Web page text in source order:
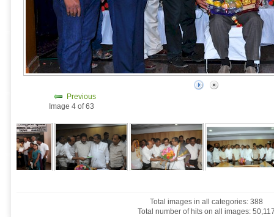
Previous
Image 4 of 63
Total images in all categories: 388
Total number of hits on all images: